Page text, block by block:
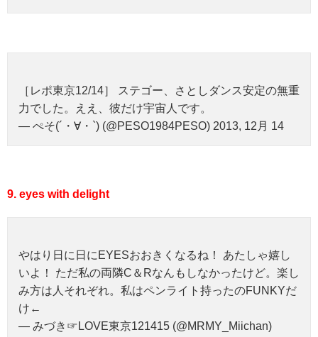
［レポ東京12/14］ ステゴー、さとしダンス安定の無重
力でした。ええ、彼だけ宇宙人です。
— ぺそ(´・∀・`) (@PESO1984PESO) 2013, 12月 14
9. eyes with delight
やはり日に日にEYESおおきくなるね！ あたしゃ嬉し
いよ！ ただ私の両隣C＆Rなんもしなかったけど。楽し
み方は人それぞれ。私はペンライト持ったのFUNKYだ
け←
— みづき☞LOVE東京121415 (@MRMY_Miichan)